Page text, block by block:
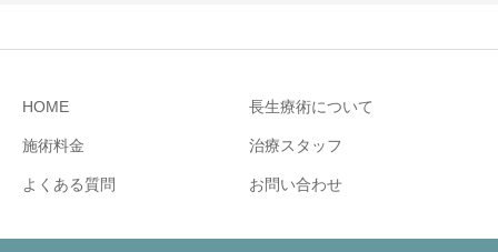
HOME 長生療術について
施術料金 治療スタッフ
よくある質問 お問い合わせ